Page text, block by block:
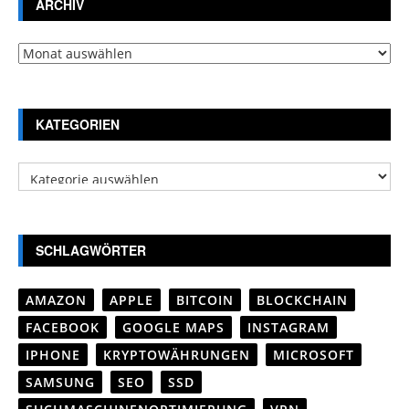
ARCHIV
Archiv
KATEGORIEN
Kategorien
SCHLAGWÖRTER
AMAZON APPLE BITCOIN
BLOCKCHAIN
FACEBOOK
GOOGLE MAPS
INSTAGRAM
IPHONE
KRYPTOWÄHRUNGEN
MICROSOFT
SAMSUNG
SEO
SSD